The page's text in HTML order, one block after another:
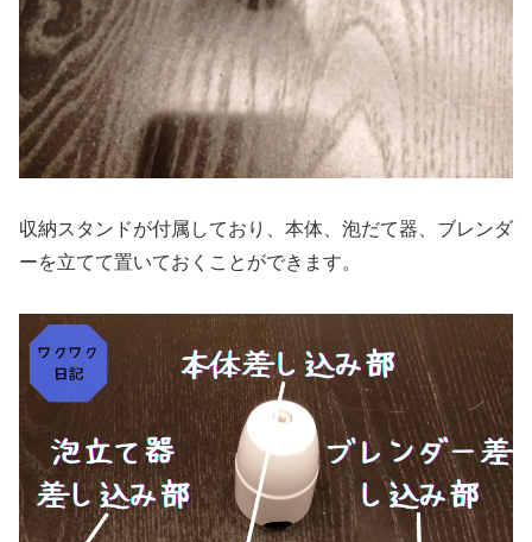
収納スタンドが付属しており、本体、泡だて器、ブレンダ
ーを立てて置いておくことができます。